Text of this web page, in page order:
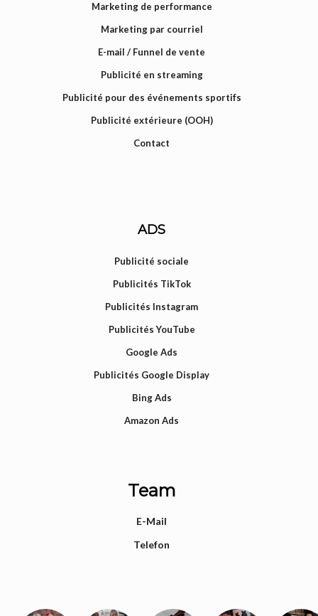
Marketing de performance
Marketing par courriel
E-mail / Funnel de vente
Publicité en streaming
Publicité pour des événements sportifs
Publicité extérieure (OOH)
Contact
ADS
Publicité sociale
Publicités TikTok
Publicités Instagram
Publicités YouTube
Google Ads
Publicités Google Display
Bing Ads
Amazon Ads
Team
E-Mail
Telefon